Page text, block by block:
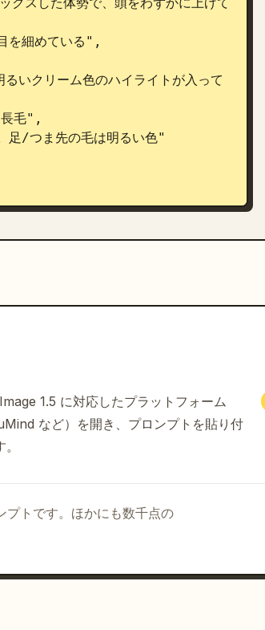
1.5 に対応したプラットフォーム
など）を開き、プロンプトを貼り付
トです。ほかにも数千点の